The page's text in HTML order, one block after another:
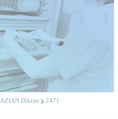
Dikran 2471